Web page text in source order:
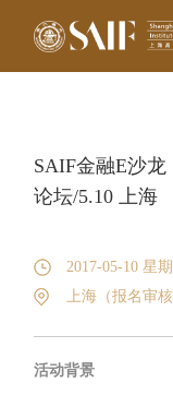
SAIF金融E沙
论坛/5.10 上海
2017-05-10 星
上海（报名审
活动背景